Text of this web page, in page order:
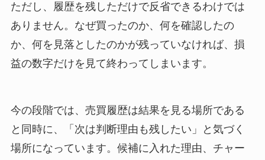
ただし、履歴を残しただけで反省できるわけでは
ありません。なぜ買ったのか、何を確認したの
か、何を見落としたのかが残っていなければ、損
益の数字だけを見て終わってしまいます。
今の段階では、売買履歴は結果を見る場所である
と同時に、「次は判断理由も残したい」と気づく
場所になっています。候補に入れた理由、チャー